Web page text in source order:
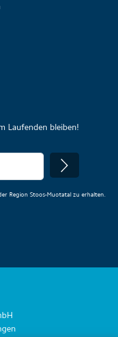
Laufenden bleiben!
Region Stoos-Muotatal zu erhalten.